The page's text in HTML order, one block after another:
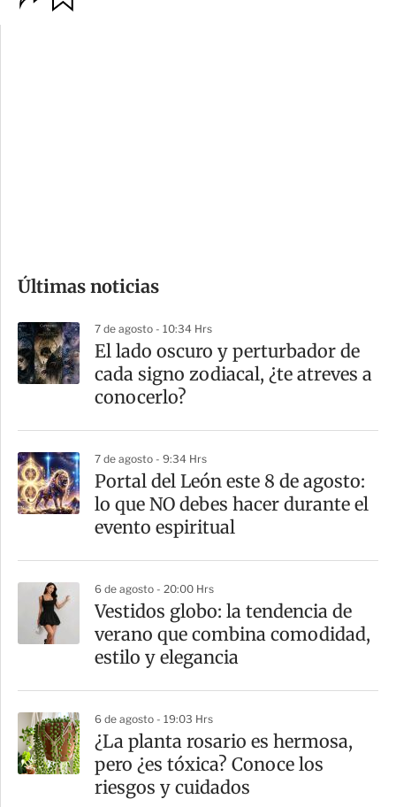
m
a
r
t
Últimas noticias
7 de agosto - 10:34 Hrs
El lado oscuro y perturbador de
cada signo zodiacal, ¿te atreves a
conocerlo?
7 de agosto - 9:34 Hrs
Portal del León este 8 de agosto:
lo que NO debes hacer durante el
evento espiritual
6 de agosto - 20:00 Hrs
Vestidos globo: la tendencia de
verano que combina comodidad,
estilo y elegancia
6 de agosto - 19:03 Hrs
¿La planta rosario es hermosa,
pero ¿es tóxica? Conoce los
riesgos y cuidados